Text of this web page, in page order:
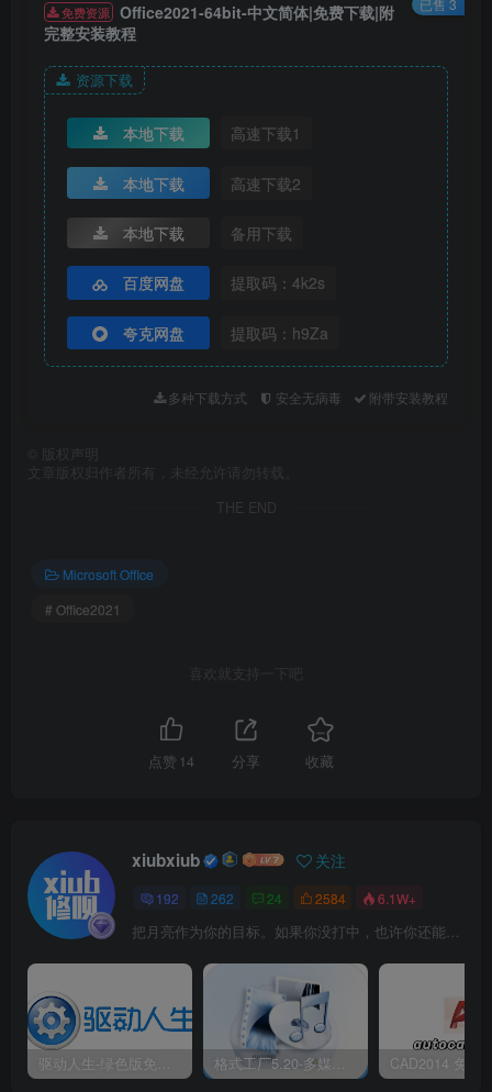
5.点击【关闭】。
①解压【Crack】前：必须要先关闭“所有杀
毒软件(部分电脑自带的“McAfee”也要关
运行。
②猜您想问：
▷点击查看：👉杀毒软件为什么会报病毒？
▷点击查看：👉如何关闭杀毒软件？
已售 3
免费资源 Office2021-64bit-中文简体|免费下载|附
完整安装教程
资源下载
本地下载 高速下载1
本地下载 高速下载2
本地下载 备用下载
百度网盘 提取码：4k2s
夸克网盘 提取码：h9Za
多种下载方式 安全无病毒 附带安装教程
版权声明
文章版权归作者所有，未经允许请勿转载。
THE END
Microsoft Office
# Office2021
喜欢就支持一下吧
点赞 14 分享 收藏
xiubxiub 关注
192 262 24 2584 6.1W+
把月亮作为你的目标。如果你没打中，也许你还能打中星星
驱动人生-绿色版免安装|一键运行exe 格式工厂5.20-多媒体格式转换工具|免安装绿色版